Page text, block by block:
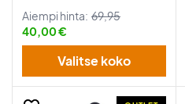
Aiempi hinta: 69,95
40,00 €
Valitse koko